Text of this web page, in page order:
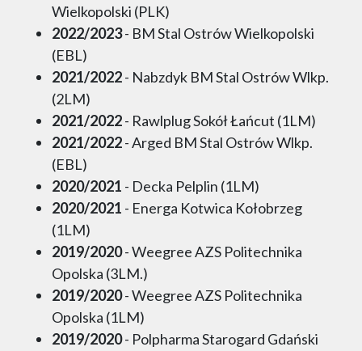
Wielkopolski (PLK)
2022/2023- BM Stal Ostrów Wielkopolski
(EBL)
2021/2022- Nabzdyk BM Stal Ostrów Wlkp.
(2LM)
2021/2022- Rawlplug Sokół Łańcut (1LM)
2021/2022- Arged BM Stal Ostrów Wlkp.
(EBL)
2020/2021 - Decka Pelplin (1LM)
2020/2021 - Energa Kotwica Kołobrzeg
(1LM)
2019/2020- Weegree AZS Politechnika
Opolska (3LM.)
2019/2020- Weegree AZS Politechnika
Opolska (1LM)
2019/2020- Polpharma Starogard Gdański